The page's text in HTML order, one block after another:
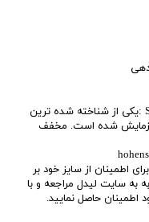
-دارای برچسب STANDARD 100 by OEKO-TEX :یکی از شناخته شده ترین
آزمایش شده است. مخفف
اطمینان از سایز خود بر
به سایت لیدل مراجعه و با
اطمینان حاصل نمایید.